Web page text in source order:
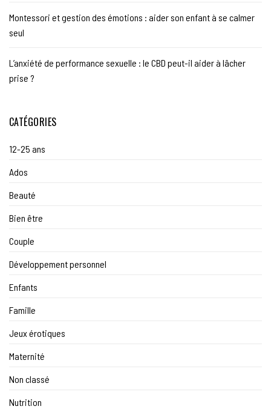
Montessori et gestion des émotions : aider son enfant à se calmer
seul
L’anxiété de performance sexuelle : le CBD peut-il aider à lâcher
prise ?
CATÉGORIES
12-25 ans
Ados
Beauté
Bien être
Couple
Développement personnel
Enfants
Famille
Jeux érotiques
Maternité
Non classé
Nutrition